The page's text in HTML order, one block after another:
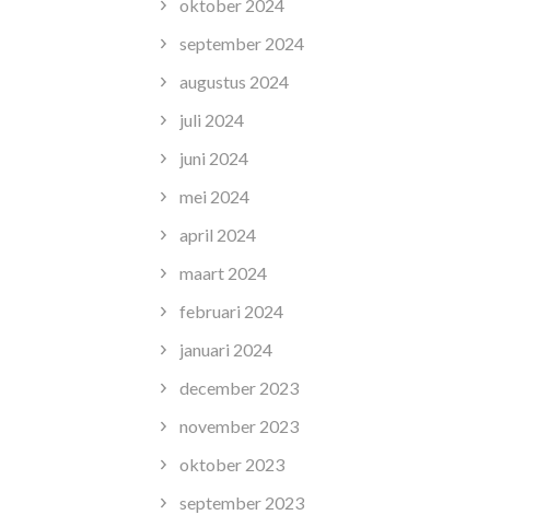
oktober 2024
september 2024
augustus 2024
juli 2024
juni 2024
mei 2024
april 2024
maart 2024
februari 2024
januari 2024
december 2023
november 2023
oktober 2023
september 2023